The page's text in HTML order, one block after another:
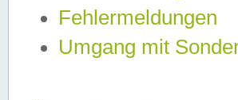
Fehlermeldungen
Umgang mit